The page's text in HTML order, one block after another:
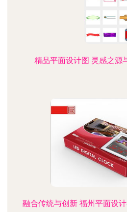
精品平面设计图 灵感之源
融合传统与创新 福州平面设